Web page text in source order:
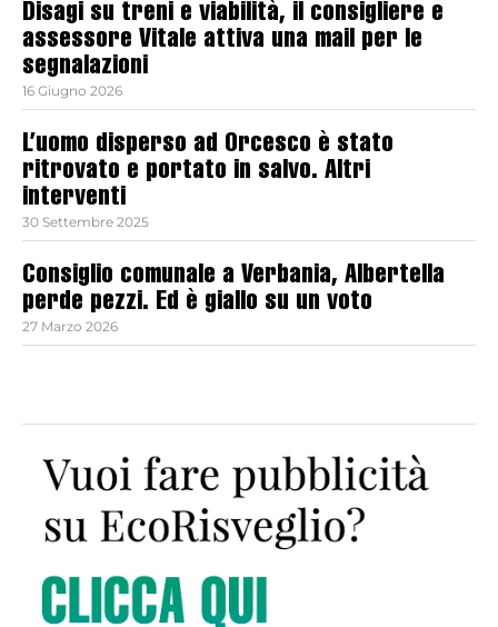
Disagi su treni e viabilità, il consigliere e
assessore Vitale attiva una mail per le
segnalazioni
16 Giugno 2026
L’uomo disperso ad Orcesco è stato
ritrovato e portato in salvo. Altri
interventi
30 Settembre 2025
Consiglio comunale a Verbania, Albertella
perde pezzi. Ed è giallo su un voto
27 Marzo 2026